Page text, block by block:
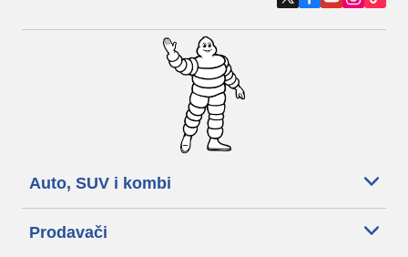
Auto, SUV i kombi
Prodavači